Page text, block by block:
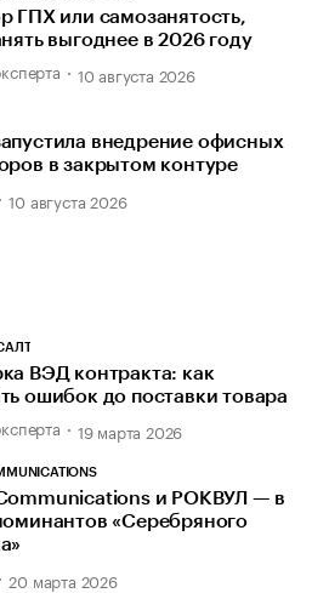
ГПХ или самозанятость,
выгоднее в 2026 году
10 августа 2026
внедрение офисных
в закрытом контуре
10 августа 2026
ВЭД контракта: как
ошибок до поставки товара
19 марта 2026
Communications и РОКВУЛ — в
«Серебряного
20 марта 2026